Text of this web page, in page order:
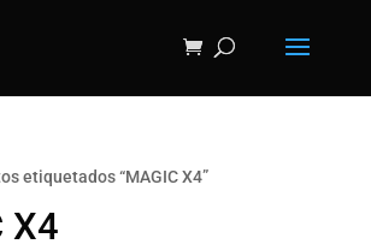
etiquetados “MAGIC X4”
X4